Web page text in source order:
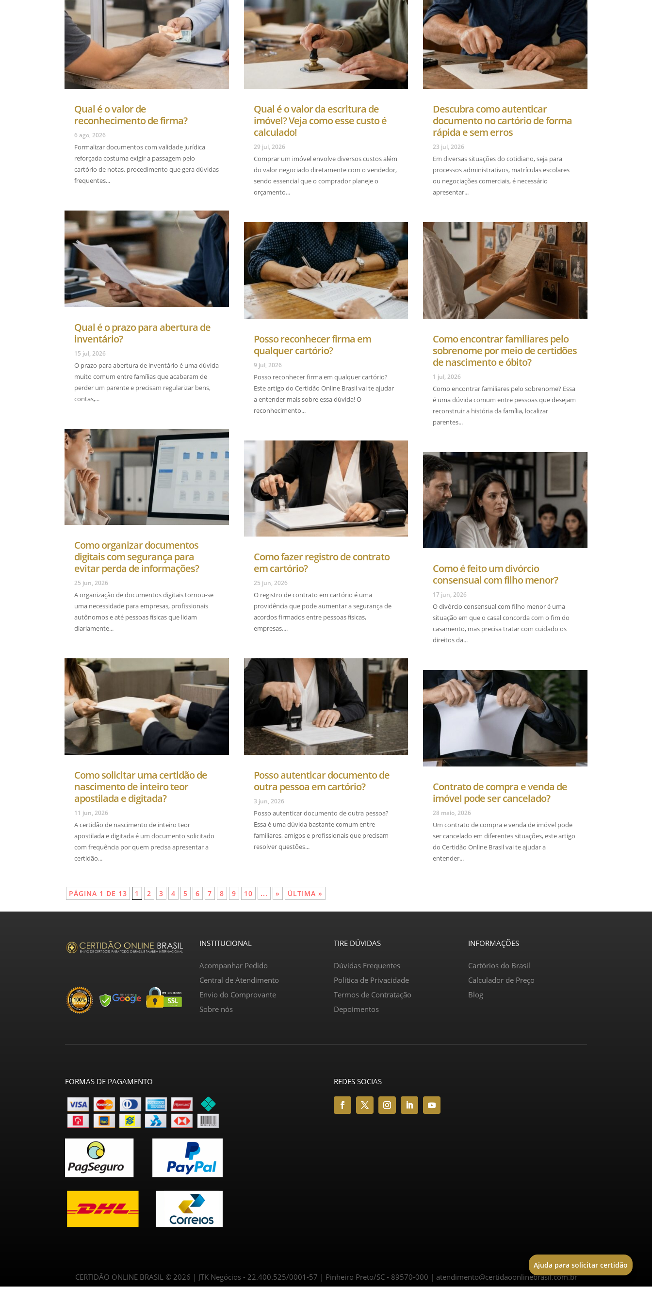
Qual é o valor de
reconhecimento de firma?
6 ago, 2026
Formalizar documentos com validade jurídica
reforçada costuma exigir a passagem pelo
cartório de notas, procedimento que gera dúvidas
frequentes...
Qual é o prazo para abertura de
inventário?
15 jul, 2026
O prazo para abertura de inventário é uma dúvida
muito comum entre famílias que acabaram de
perder um parente e precisam regularizar bens,
contas,...
Como organizar documentos
digitais com segurança para
evitar perda de informações?
25 jun, 2026
A organização de documentos digitais tornou-se
uma necessidade para empresas, profissionais
autônomos e até pessoas físicas que lidam
diariamente...
Como solicitar uma certidão de
nascimento de inteiro teor
apostilada e digitada?
11 jun, 2026
A certidão de nascimento de inteiro teor
apostilada e digitada é um documento solicitado
com frequência por quem precisa apresentar a
certidão...
Qual é o valor da escritura de
imóvel? Veja como esse custo é
calculado!
29 jul, 2026
Comprar um imóvel envolve diversos custos além
do valor negociado diretamente com o vendedor,
sendo essencial que o comprador planeje o
orçamento...
Posso reconhecer firma em
qualquer cartório?
9 jul, 2026
Posso reconhecer firma em qualquer cartório?
Este artigo do Certidão Online Brasil vai te ajudar
a entender mais sobre essa dúvida! O
reconhecimento...
Como fazer registro de contrato
em cartório?
25 jun, 2026
O registro de contrato em cartório é uma
providência que pode aumentar a segurança de
acordos firmados entre pessoas físicas,
empresas,...
Posso autenticar documento de
outra pessoa em cartório?
3 jun, 2026
Posso autenticar documento de outra pessoa?
Essa é uma dúvida bastante comum entre
familiares, amigos e profissionais que precisam
resolver questões...
Descubra como autenticar
documento no cartório de forma
rápida e sem erros
23 jul, 2026
Em diversas situações do cotidiano, seja para
processos administrativos, matrículas escolares
ou negociações comerciais, é necessário
apresentar...
Como encontrar familiares pelo
sobrenome por meio de certidões
de nascimento e óbito?
1 jul, 2026
Como encontrar familiares pelo sobrenome? Essa
é uma dúvida comum entre pessoas que desejam
reconstruir a história da família, localizar
parentes...
Como é feito um divórcio
consensual com filho menor?
17 jun, 2026
O divórcio consensual com filho menor é uma
situação em que o casal concorda com o fim do
casamento, mas precisa tratar com cuidado os
direitos da...
Contrato de compra e venda de
imóvel pode ser cancelado?
28 maio, 2026
Um contrato de compra e venda de imóvel pode
ser cancelado em diferentes situações, este artigo
do Certidão Online Brasil vai te ajudar a
entender...
PÁGINA 1 DE 13 1 2 3 4 5 6 7 8 9 10 ... » ÚLTIMA »
INSTITUCIONAL
Acompanhar Pedido
Central de Atendimento
Envio do Comprovante
Sobre nós
TIRE DÚVIDAS
Dúvidas Frequentes
Política de Privacidade
Termos de Contratação
Depoimentos
INFORMAÇÕES
Cartórios do Brasil
Calculador de Preço
Blog
FORMAS DE PAGAMENTO REDES SOCIAS
CERTIDÃO ONLINE BRASIL © 2026 | JTK Negócios - 22.400.525/0001-57 | Pinheiro Preto/SC - 89570-000 | atendimento@certidaoonlinebrasil.com.br
Ajuda para solicitar certidão